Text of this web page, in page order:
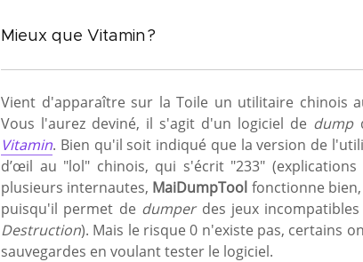
Mieux que Vitamin ?
Vient d'apparaître sur la Toile un utilitaire chinois
Vous l'aurez deviné, il s'agit d'un logiciel de dump
Vitamin. Bien qu'il soit indiqué que la version de
d’œil au "lol" chinois, qui s'écrit "233" (explications
plusieurs internautes, MaiDumpTool fonctionne
puisqu'il permet de dumperdes jeux
Destruction). Mais le risque 0 n'existe pas, certains
sauvegardes en voulant tester le logiciel.